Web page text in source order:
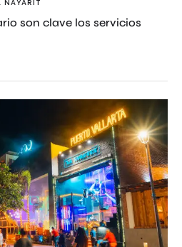
NAYARIT
son clave los servicios